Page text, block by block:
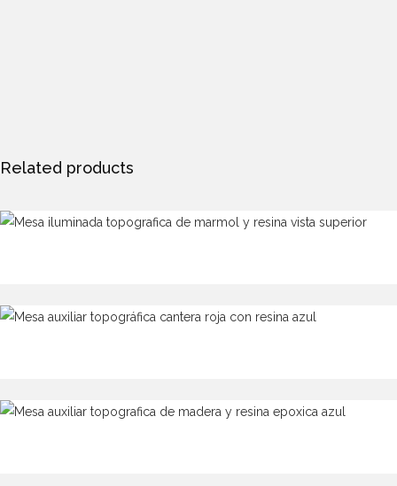
Related products